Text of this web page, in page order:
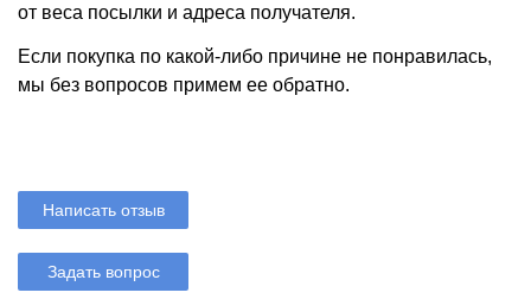
от веса посылки и адреса получателя.
Если покупка по какой-либо причине не понравилась,
мы без вопросов примем ее обратно.
Написать отзыв
Задать вопрос